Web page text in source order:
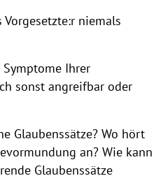
Vorgesetzte:r niemals
Ihrer
sonst angreifbar oder
Glaubenssätze? Wo hört
an? Wie kann
Glaubenssätze